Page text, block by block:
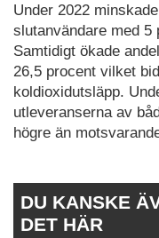
Under 2022
slutanvändare med 5
Samtidigt ökade
26,5 procent vilket
koldioxidutsläpp.
utleveranserna av
högre än
DU KANSKE
DET HÄR